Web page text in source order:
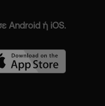
Android ή iOS.